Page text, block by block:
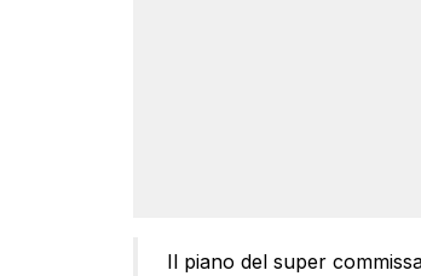
Il piano del super